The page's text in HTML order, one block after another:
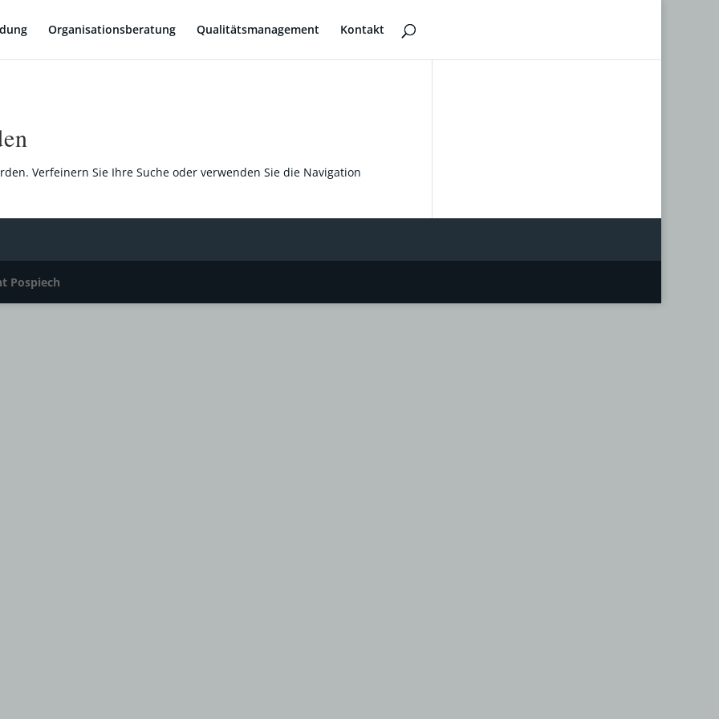
Organisationsberatung Qualitätsmanagement Kontakt
Verfeinern Sie Ihre Suche oder verwenden Sie die Navigation
Pospiech